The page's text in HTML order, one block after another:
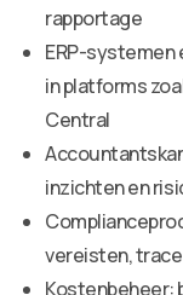
rapportage
ERP-
in platforms
Central
inzichten en
vereisten,
Kostenbeheer: